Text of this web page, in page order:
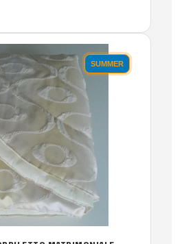
SUMMER